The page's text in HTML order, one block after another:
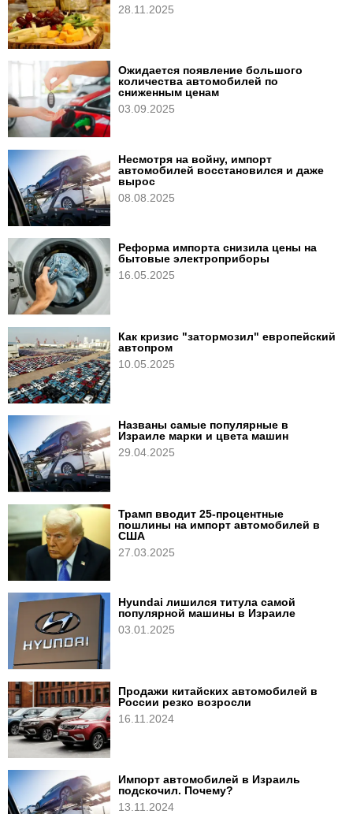
28.11.2025
Ожидается появление большого
количества автомобилей по
сниженным ценам
03.09.2025
Несмотря на войну, импорт
автомобилей восстановился и даже
вырос
08.08.2025
Реформа импорта снизила цены на
бытовые электроприборы
16.05.2025
Как кризис "затормозил" европейский
автопром
10.05.2025
Названы самые популярные в
Израиле марки и цвета машин
29.04.2025
Трамп вводит 25-процентные
пошлины на импорт автомобилей в
США
27.03.2025
Hyundai лишился титула самой
популярной машины в Израиле
03.01.2025
Продажи китайских автомобилей в
России резко возросли
16.11.2024
Импорт автомобилей в Израиль
подскочил. Почему?
13.11.2024